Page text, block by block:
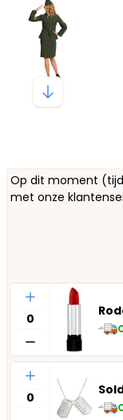
Op dit moment
met onze
Aantal
Aantal